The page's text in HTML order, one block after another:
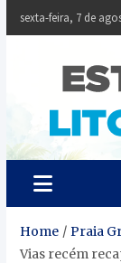
sexta-feira, 7 de
Home
Praia
Vias recém